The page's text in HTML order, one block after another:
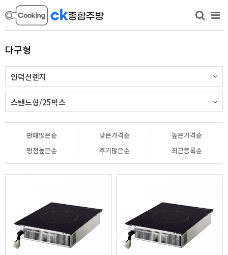
다구형
인덕션렌지
스탠드형/25박스
판매많은순 낮은가격순
높은가격순
평점높은순
후기많은순 최근등록순